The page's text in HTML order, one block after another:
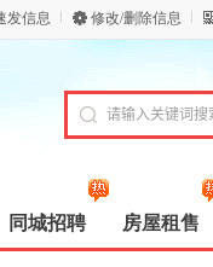
发信息 修改/删除信息
同城招聘 房屋租售